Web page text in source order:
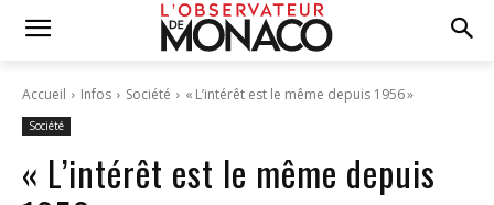
Accueil Infos Société « L’intérêt est le même depuis 1956 »
Société
« L’intérêt est le même depuis